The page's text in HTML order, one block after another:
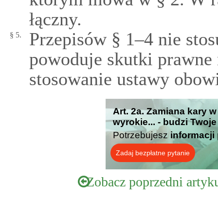
łączny.
§ 5.
Przepisów § 1–4 nie
powoduje skutki
stosowanie ustawy
Art. 2a. Zamiana kary
wyrokie... - budzi
Potrzebujesz informacji
Zadaj bezpłatne pytanie
Zobacz poprzedni